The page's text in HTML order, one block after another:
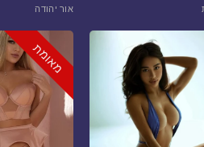
אור יהודה
מאומת